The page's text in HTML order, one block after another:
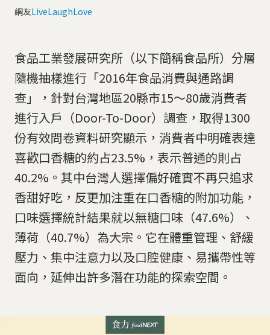
網友LiveLaughLove
食品工業發展研究所（以下簡稱食品所）分層
隨機抽樣進行「2016年食品消費與通路調
查」，針對台灣地區20縣市15～80歲消費者
進行入戶（Door-To-Door）調查，取得1300
份有效問卷資料研究顯示，消費者中明確表達
喜歡口香糖的約占23.5%，表示普通的則占
40.2%。其中台灣人選擇偏好確實不再只追求
香甜好吃，反更加注重在口香糖的附加功能，
口味選擇統計結果就以無糖口味（47.6%）、
薄荷（40.7%）為大宗。它在體重管理、舒緩
壓力、集中注意力以及口腔健康、易攜帶性等
面向，延伸出許多潛在功能的探索空間。